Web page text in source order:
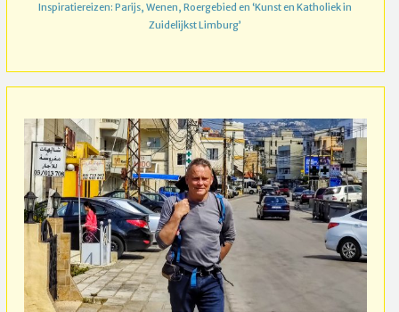
Inspiratiereizen: Parijs, Wenen, Roergebied en ‘Kunst en Katholiek in
Zuidelijkst Limburg’